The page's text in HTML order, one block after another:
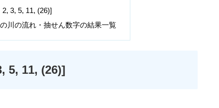
3, 5, 11, (26)]
川の流れ・抽せん数字の結果一覧
5, 11, (26)]